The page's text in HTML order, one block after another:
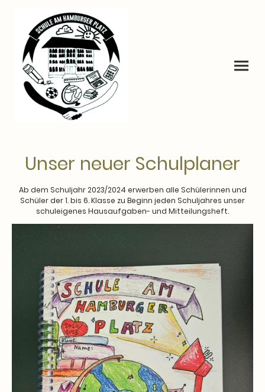
Unser neuer Schulplaner
Ab dem Schuljahr 2023/2024 erwerben alle Schülerinnen und
Schüler der 1. bis 6. Klasse zu Beginn jeden Schuljahres unser
schuleigenes Hausaufgaben- und Mitteilungsheft.